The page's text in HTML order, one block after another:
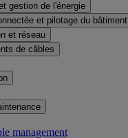
gestion de l'énergie
et pilotage du bâtiment
et réseau
de câbles
management